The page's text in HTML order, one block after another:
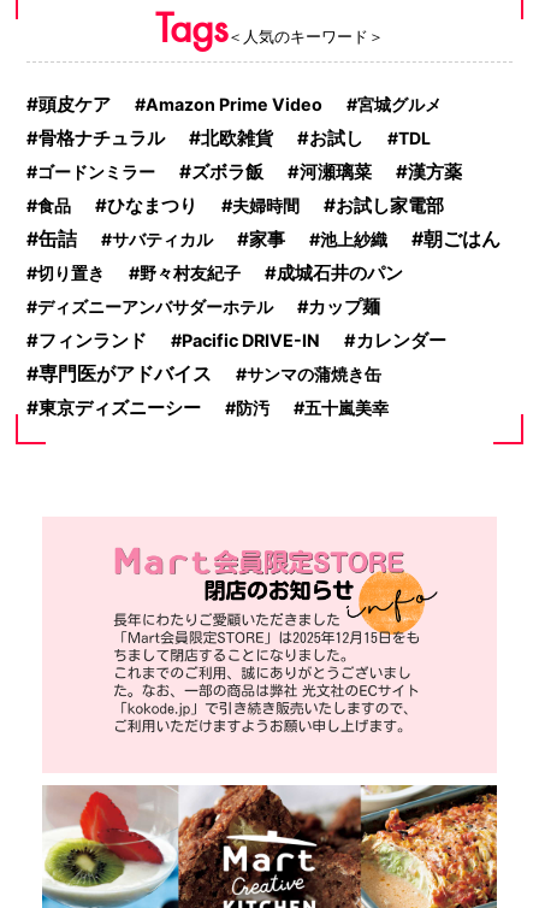
Tags＜人気のキーワード＞
頭皮ケア Amazon Prime Video 宮城グルメ
骨格ナチュラル 北欧雑貨 お試し
TDL
ゴードンミラー
ズボラ飯 河瀬璃菜 漢方薬
食品 ひなまつり 夫婦時間
お試し家電部
缶詰
サバティカル 家事 池上紗織 朝ごはん
切り置き 野々村友紀子 成城石井のパン
ディズニーアンバサダーホテル
カップ麺
フィンランド
Pacific DRIVE-IN カレンダー
専門医がアドバイス サンマの蒲焼き缶
東京ディズニーシー 防汚 五十嵐美幸